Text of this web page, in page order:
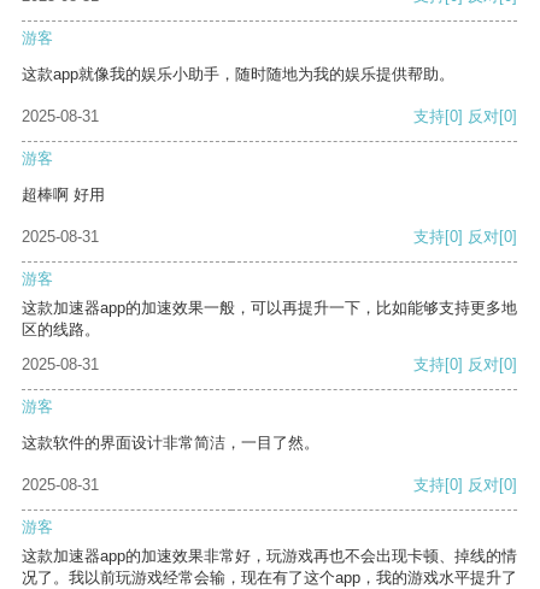
游客
这款app就像我的娱乐小助手，随时随地为我的娱乐提供帮助。
2025-08-31 支持[0] 反对[0]
游客
超棒啊 好用
2025-08-31 支持[0] 反对[0]
游客
这款加速器app的加速效果一般，可以再提升一下，比如能够支持更多地
区的线路。
2025-08-31
支持[0] 反对[0]
游客
这款软件的界面设计非常简洁，一目了然。
2025-08-31 支持[0] 反对[0]
游客
这款加速器app的加速效果非常好，玩游戏再也不会出现卡顿、掉线的情
况了。我以前玩游戏经常会输，现在有了这个app，我的游戏水平提升了